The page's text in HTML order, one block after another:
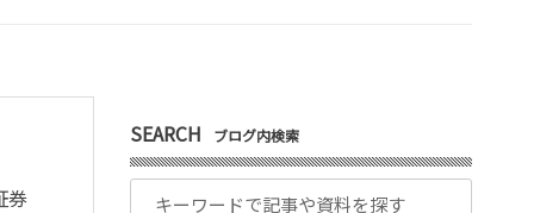
券
SEARCH ブログ内検索